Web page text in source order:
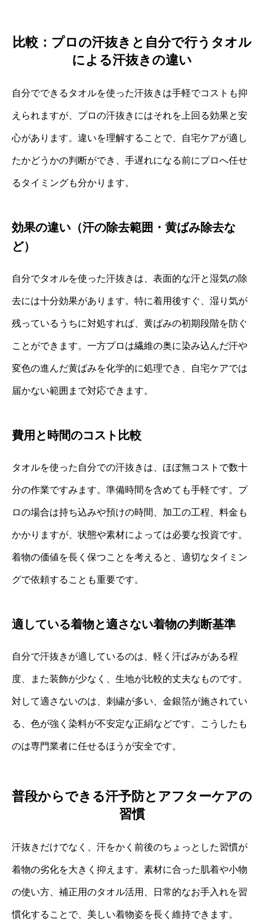
比較：プロの汗抜きと自分で行うタオル
による汗抜きの違い
自分でできるタオルを使った汗抜きは手軽でコストも抑
えられますが、プロの汗抜きにはそれを上回る効果と安
心があります。違いを理解することで、自宅ケアが適し
たかどうかの判断ができ、手遅れになる前にプロへ任せ
るタイミングも分かります。
効果の違い（汗の除去範囲・黄ばみ除去な
ど）
自分でタオルを使った汗抜きは、表面的な汗と湿気の除
去には十分効果があります。特に着用後すぐ、湿り気が
残っているうちに対処すれば、黄ばみの初期段階を防ぐ
ことができます。一方プロは繊維の奥に染み込んだ汗や
変色の進んだ黄ばみを化学的に処理でき、自宅ケアでは
届かない範囲まで対応できます。
費用と時間のコスト比較
タオルを使った自分での汗抜きは、ほぼ無コストで数十
分の作業ですみます。準備時間を含めても手軽です。プ
ロの場合は持ち込みや預けの時間、加工の工程、料金も
かかりますが、状態や素材によっては必要な投資です。
着物の価値を長く保つことを考えると、適切なタイミン
グで依頼することも重要です。
適している着物と適さない着物の判断基準
自分で汗抜きが適しているのは、軽く汗ばみがある程
度、また装飾が少なく、生地が比較的丈夫なものです。
対して適さないのは、刺繍が多い、金銀箔が施されてい
る、色が強く染料が不安定な正絹などです。こうしたも
のは専門業者に任せるほうが安全です。
普段からできる汗予防とアフターケアの
習慣
汗抜きだけでなく、汗をかく前後のちょっとした習慣が
着物の劣化を大きく抑えます。素材に合った肌着や小物
の使い方、補正用のタオル活用、日常的なお手入れを習
慣化することで、美しい着物姿を長く維持できます。